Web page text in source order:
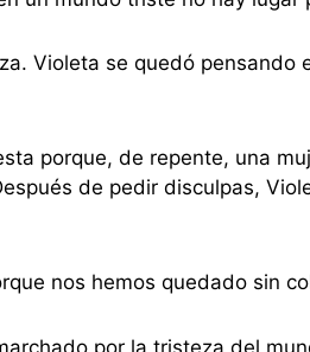
Violeta se quedó pensando
porque, de repente, una
de pedir disculpas,
nos hemos quedado sin
por la tristeza del